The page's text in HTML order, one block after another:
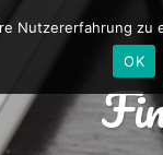
Nutzererfahrung
OK